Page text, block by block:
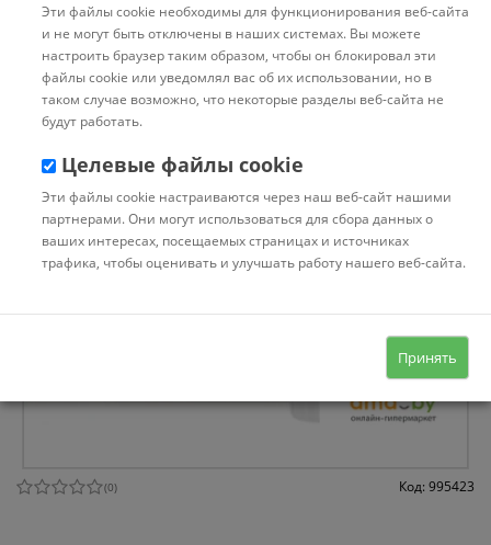
(0) Код: 995423
Эти файлы cookie необходимы для функционирования веб-сайта
и не могут быть отключены в наших системах. Вы можете
настроить браузер таким образом, чтобы он блокировал эти
файлы cookie или уведомлял вас об их использовании, но в
таком случае возможно, что некоторые разделы веб-сайта не
будут работать.
Целевые файлы cookie
Эти файлы cookie настраиваются через наш веб-сайт нашими
партнерами. Они могут использоваться для сбора данных о
ваших интересах, посещаемых страницах и источниках
трафика, чтобы оценивать и улучшать работу нашего веб-сайта.
Принять